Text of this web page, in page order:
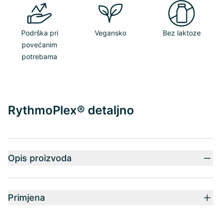
Podrška pri
povećanim
potrebama
Vegansko Bez laktoze
RythmoPlex® detaljno
Opis proizvoda
Primjena